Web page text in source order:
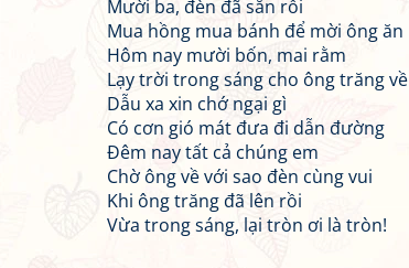
Mười ba, đèn đã sẵn rồi
Mua hồng mua bánh để mời ông ăn
Hôm nay mười bốn, mai rằm
Lạy trời trong sáng cho ông trăng về
Dẫu xa xin chớ ngại gì
Có cơn gió mát đưa đi dẫn đường
Đêm nay tất cả chúng em
Chờ ông về với sao đèn cùng vui
Khi ông trăng đã lên rồi
Vừa trong sáng, lại tròn ơi là tròn!